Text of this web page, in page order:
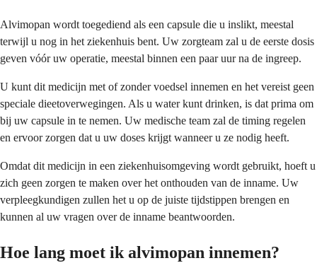
Alvimopan wordt toegediend als een capsule die u inslikt, meestal
terwijl u nog in het ziekenhuis bent. Uw zorgteam zal u de eerste dosis
geven vóór uw operatie, meestal binnen een paar uur na de ingreep.
U kunt dit medicijn met of zonder voedsel innemen en het vereist geen
speciale dieetoverwegingen. Als u water kunt drinken, is dat prima om
bij uw capsule in te nemen. Uw medische team zal de timing regelen
en ervoor zorgen dat u uw doses krijgt wanneer u ze nodig heeft.
Omdat dit medicijn in een ziekenhuisomgeving wordt gebruikt, hoeft u
zich geen zorgen te maken over het onthouden van de inname. Uw
verpleegkundigen zullen het u op de juiste tijdstippen brengen en
kunnen al uw vragen over de inname beantwoorden.
Hoe lang moet ik alvimopan innemen?